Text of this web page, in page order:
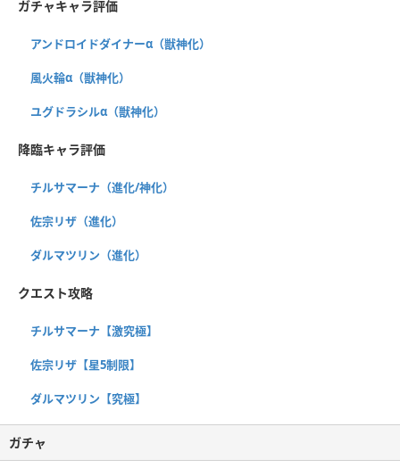
ガチャキャラ評価
アンドロイドダイナーα（獣神化）
風火輪α（獣神化）
ユグドラシルα（獣神化）
降臨キャラ評価
チルサマーナ（進化/神化）
佐宗リザ（進化）
ダルマツリン（進化）
クエスト攻略
チルサマーナ【激究極】
佐宗リザ【星5制限】
ダルマツリン【究極】
ガチャ